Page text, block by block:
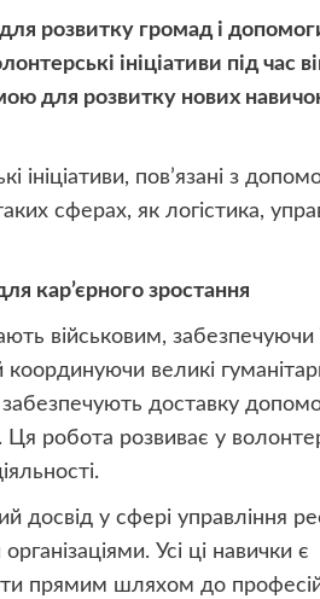
розвитку громад і
ініціативи під час
для розвитку нових
ініціативи, пов’язані з
сферах, як логістика,
кар’єрного зростання
військовим, забезпечуючи
великі
доставку
Ця робота розвиває у
досвід у сфері управління
Усі ці навички є
прямим шляхом до